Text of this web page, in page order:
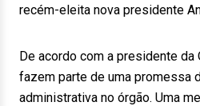
recém-eleita nova presidente
De acordo com a presidente
fazem parte de uma promessa
administrativa no órgão. Uma